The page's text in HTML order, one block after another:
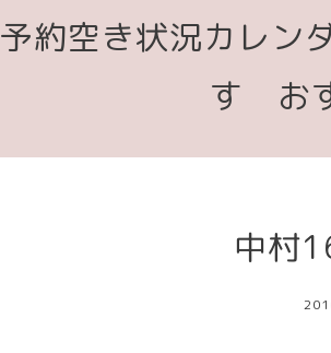
予約空き状況カレン
す お
中村